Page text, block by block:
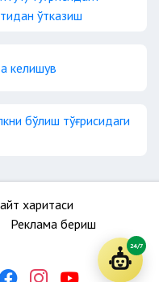
ўтказиш
келишув
бўлиш тўғрисидаги
харитаси
Реклама бериш
24/7